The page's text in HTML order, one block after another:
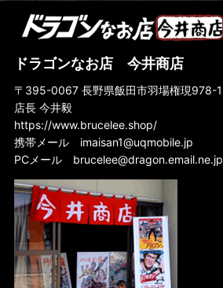
ドラゴンなお店 今井商店
〒395-0067 長野県飯田市羽場権現978-1
店長 今井毅
https://www.brucelee.shop/
携帯メール imaisan1@uqmobile.jp
PCメール brucelee@dragon.email.ne.jp